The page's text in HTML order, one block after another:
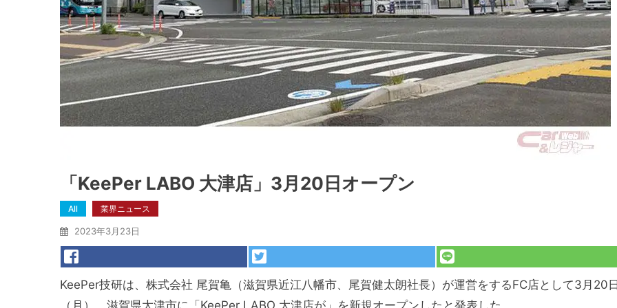
「KeePer LABO 大津店」3月20日オープン
All 業界ニュース
2023年3月23日
KeePer技研は、株式会社 尾賀亀（滋賀県近江八幡市、尾賀健太朗社長）が運営をするFC店として3月20
（月）、滋賀県大津市に「KeePer LABO 大津店が」を新規オープンしたと発表した。